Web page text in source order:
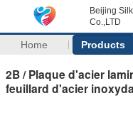
Beijing
Co.,LTD
Home Products
2B / Plaque d'acier
feuillard d'acier